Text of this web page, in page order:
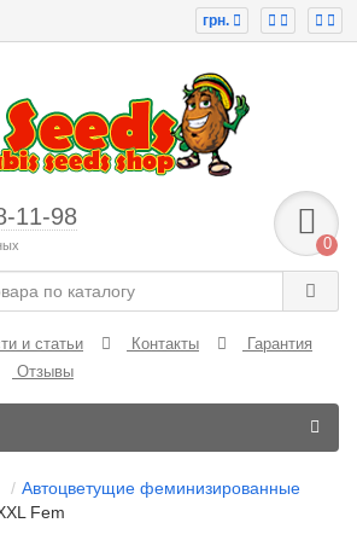
грн.
11-98
0
и статьи Контакты
Гарантия
Отзывы
Автоцветущие феминизированные
Fem